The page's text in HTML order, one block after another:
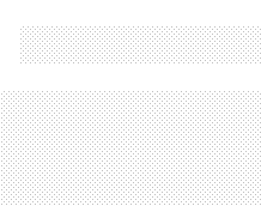
ПОДЕЛИТЬСЯ
#Тенге #Доллар